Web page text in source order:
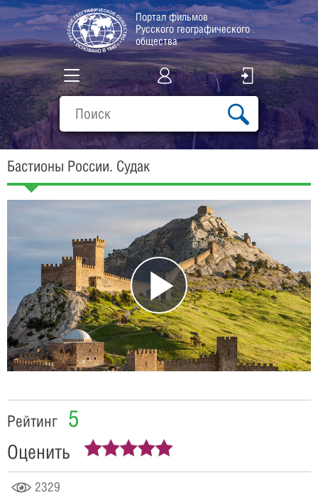
Портал фильмов
Русского географического
общества
Все фильмы
Подборки
О проекте
Бастионы России. Судак
Play
Video
2329
Рейтинг 5
Оценить